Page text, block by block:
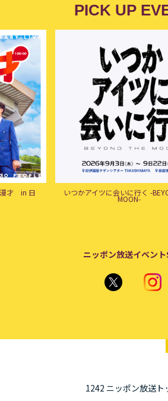
PICK UP
漫才 in 日 いつかアイツに会いに行く -
MOON-
ニッポン放送イベント
1242 ニッポン放送ト